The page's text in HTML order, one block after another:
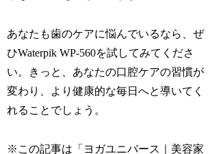
あなたも歯のケアに悩んでいるなら、ぜ
ひWaterpik WP-560を試してみてくださ
い。きっと、あなたの口腔ケアの習慣が
変わり、より健康的な毎日へと導いてく
れることでしょう。
※この記事は「ヨガユニバース｜美容家